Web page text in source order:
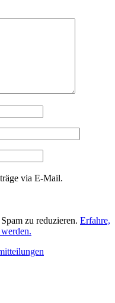
via E-Mail.
zu reduzieren. Erfahre,